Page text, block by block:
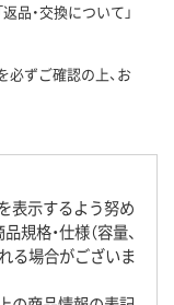
品・交換について」
を必ずご確認の上、お
表示するよう努め
規格・仕様（容量、
る場合がございま